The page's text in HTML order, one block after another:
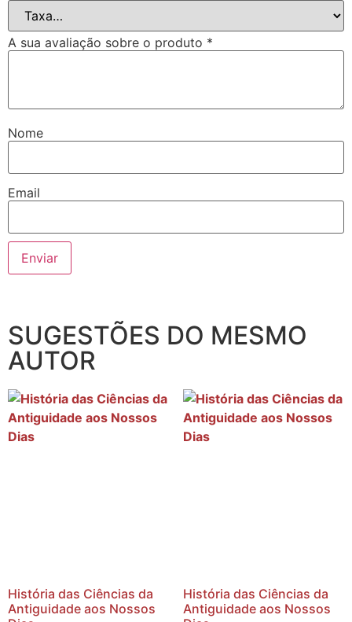
A sua avaliação sobre o produto *
Nome
Email
SUGESTÕES DO MESMO
AUTOR
História das Ciências da
Antiguidade aos Nossos
História das Ciências da
Antiguidade aos Nossos